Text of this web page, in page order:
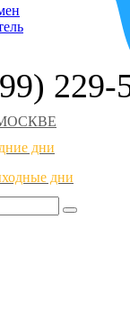
229-
дни
дни